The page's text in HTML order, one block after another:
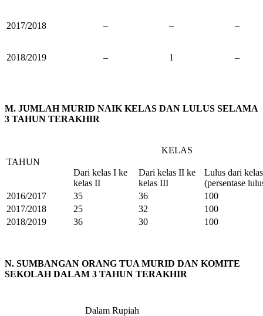
2017/2018 – – –
2018/2019 – 1 –
M. JUMLAH MURID NAIK KELAS DAN LULUS SELAMA
3 TAHUN TERAKHIR
TAHUN
KELAS
Dari kelas I ke
kelas II
Dari kelas II ke
kelas III
Lulus dari
(persentase
2016/2017
35 36
100
2017/2018
25 32
100
2018/2019
36 30 100
N. SUMBANGAN ORANG TUA MURID DAN KOMITE
SEKOLAH DALAM 3 TAHUN TERAKHIR
Dalam Rupiah